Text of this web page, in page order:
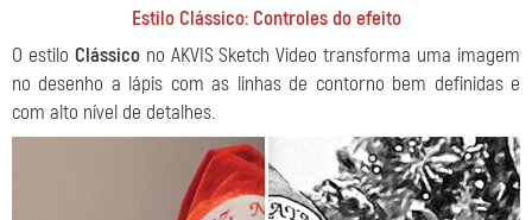
Estilo Clássico: Controles do efeito
O estilo Clássicono AKVIS Sketch Video transforma uma imagem
no desenho a lápis com as linhas de contorno bem definidas e
com alto nível de detalhes.